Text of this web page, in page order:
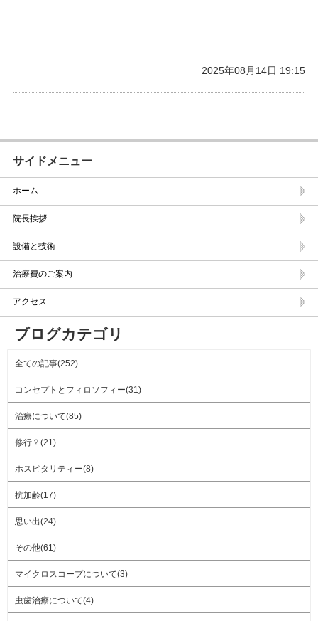
2025年08月14日 19:15
サイドメニュー
ホーム
院長挨拶
設備と技術
治療費のご案内
アクセス
ブログカテゴリ
全ての記事(252)
コンセプトとフィロソフィー(31)
治療について(85)
修行？(21)
ホスピタリティー(8)
抗加齢(17)
思い出(24)
その他(61)
マイクロスコープについて(3)
虫歯治療について(4)